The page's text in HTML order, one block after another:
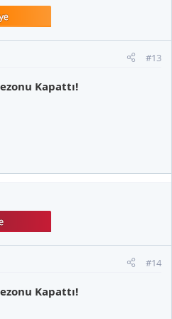
#13
Kapattı!
#14
Kapattı!